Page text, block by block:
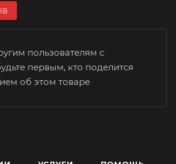
пользователям с
первым, кто поделится
об этом товаре